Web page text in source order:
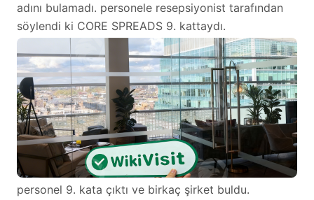
adını bulamadı. personele resepsiyonist tarafından
söylendi ki CORE SPREADS 9. kattaydı.
personel 9. kata çıktı ve birkaç şirket buldu.